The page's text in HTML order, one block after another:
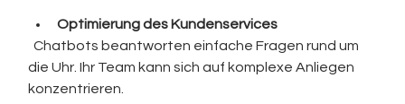
Optimierung des Kundenservices
  Chatbots beantworten einfache Fragen rund um
die Uhr. Ihr Team kann sich auf komplexe Anliegen
konzentrieren.